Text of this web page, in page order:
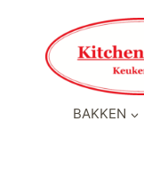
inhoud
BAKKEN